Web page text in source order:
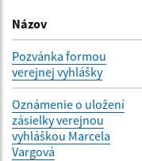
Filtrovať
Názov
Pozvánka formou
verejnej vyhlášky
Oznámenie o uložení
zásielky verejnou
vyhláškou Marcela
Vargová